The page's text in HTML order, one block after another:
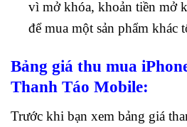
vì mở khóa, khoản tiền mở
để mua một sản phẩm khác
Bảng giá thu mua
Thanh Táo Mobile:
Trước khi bạn xem bảng giá